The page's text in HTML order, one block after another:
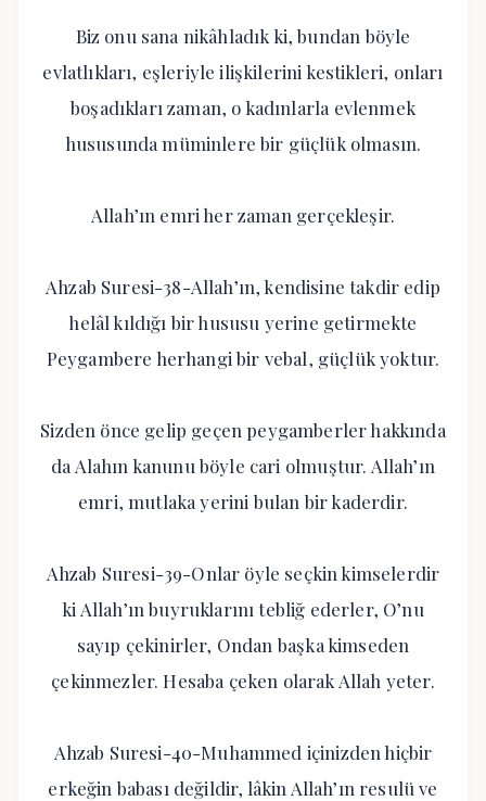
Biz onu sana nikâhladık ki, bundan böyle
evlatlıkları, eşleriyle ilişkilerini kestikleri, onları
boşadıkları zaman, o kadınlarla evlenmek
hususunda müminlere bir güçlük olmasın.
Allah’ın emri her zaman gerçekleşir.
Ahzab Suresi-38-Allah’ın, kendisine takdir edip
helâl kıldığı bir hususu yerine getirmekte
Peygambere herhangi bir vebal, güçlük yoktur.
Sizden önce gelip geçen peygamberler hakkında
da Alahın kanunu böyle cari olmuştur. Allah’ın
emri, mutlaka yerini bulan bir kaderdir.
Ahzab Suresi-39-Onlar öyle seçkin kimselerdir
ki Allah’ın buyruklarını tebliğ ederler, O’nu
sayıp çekinirler, Ondan başka kimseden
çekinmezler. Hesaba çeken olarak Allah yeter.
Ahzab Suresi-40-Muhammed içinizden hiçbir
erkeğin babası değildir, lâkin Allah’ın resulü ve